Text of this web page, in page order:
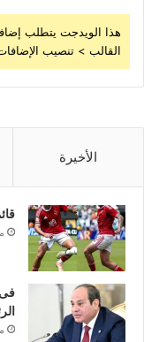
هذا الويدجت يتطلب
القالب > تنصيب
الأخيرة
فى